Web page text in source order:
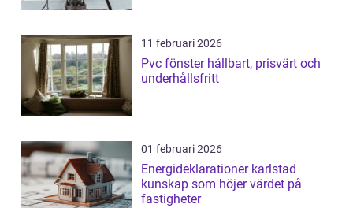
11 februari 2026
Pvc fönster hållbart, prisvärt och
underhållsfritt
01 februari 2026
Energideklarationer karlstad
kunskap som höjer värdet på
fastigheter